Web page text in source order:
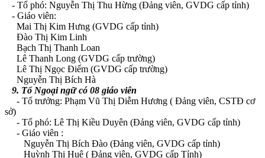
- Tổ phó: Nguyễn Thị Thu Hừng (Đảng viên, GVDG cấp tỉnh)
- Giáo viên:
Mai Thị Kim Hưng (GVDG cấp tỉnh)
Đào Thị Kim Linh
Bạch Thị Thanh Loan
Lê Thanh Long (GVDG cấp trường)
Lê Thị Ngọc Điểm (GVDG cấp trường)
Nguyễn Thị Bích Hà
9. Tổ Ngoại ngữ có 08 giáo viên
- Tổ trưởng: Phạm Vũ Thị Diễm Hương ( Đảng viên, CSTĐ cơ
sở)
- Tổ phó: Lê Thị Kiều Duyên (Đảng viên, GVDG cấp tỉnh)
- Giáo viên :
Nguyễn Thị Bích Đào (Đảng viên, GVDG cấp tỉnh)
Huỳnh Thị Huệ ( Đảng viên, GVDG cấp Tỉnh)